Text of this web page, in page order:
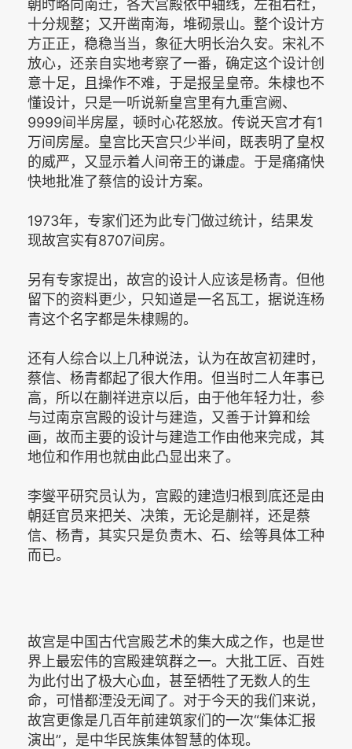
朝时略向南迁，各大宫殿依中轴线，左祖右社，
十分规整；又开凿南海，堆砌景山。整个设计方
方正正，稳稳当当，象征大明长治久安。宋礼不
放心，还亲自实地考察了一番，确定这个设计创
意十足，且操作不难，于是报呈皇帝。朱棣也不
懂设计，只是一听说新皇宫里有九重宫阙、
9999间半房屋，顿时心花怒放。传说天宫才有1
万间房屋。皇宫比天宫只少半间，既表明了皇权
的威严，又显示着人间帝王的谦虚。于是痛痛快
快地批准了蔡信的设计方案。
1973年，专家们还为此专门做过统计，结果发
现故宫实有8707间房。
另有专家提出，故宫的设计人应该是杨青。但他
留下的资料更少，只知道是一名瓦工，据说连杨
青这个名字都是朱棣赐的。
还有人综合以上几种说法，认为在故宫初建时，
蔡信、杨青都起了很大作用。但当时二人年事已
高，所以在蒯祥进京以后，由于他年轻力壮，参
与过南京宫殿的设计与建造，又善于计算和绘
画，故而主要的设计与建造工作由他来完成，其
地位和作用也就由此凸显出来了。
李燮平研究员认为，宫殿的建造归根到底还是由
朝廷官员来把关、决策，无论是蒯祥，还是蔡
信、杨青，其实只是负责木、石、绘等具体工种
而已。
故宫是中国古代宫殿艺术的集大成之作，也是世
界上最宏伟的宫殿建筑群之一。大批工匠、百姓
为此付出了极大心血，甚至牺牲了无数人的生
命，可惜都湮没无闻了。对于今天的我们来说，
故宫更像是几百年前建筑家们的一次“集体汇报
演出”，是中华民族集体智慧的体现。